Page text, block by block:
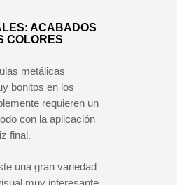
ACABADOS
COLORES
metálicas
bonitos en los
requieren un
con la aplicación
final.
una gran variedad